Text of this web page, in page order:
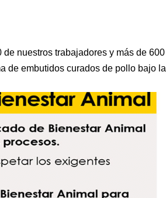
nuestros trabajadores y más de 600
de embutidos curados de pollo bajo la